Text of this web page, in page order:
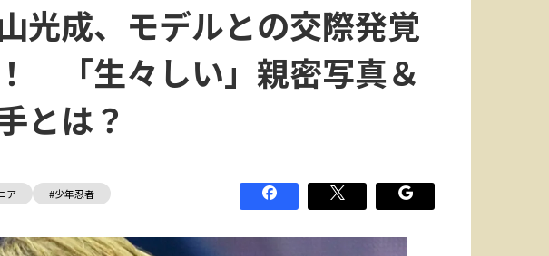
光成、モデルとの交際発覚
「生々しい」親密写真＆
とは？
ア #少年忍者